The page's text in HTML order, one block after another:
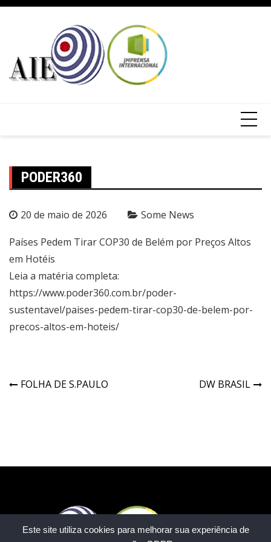
Este site utiliza cookies para melhorar sua experiência de
PODER360
20 de maio de 2026 Some News
Países Pedem Tirar COP30 de Belém por Preços Altos
em Hotéis
Leia a matéria completa:
https://www.poder360.com.br/poder-
sustentavel/paises-pedem-tirar-cop30-de-belem-por-
precos-altos-em-hoteis/
FOLHA DE S.PAULO DW BRASIL